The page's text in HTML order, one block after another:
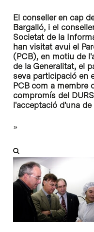
El conseller en cap
Bargalló, i el
Societat de la
han visitat avui el
(PCB), en motiu de
de la Generalitat, el
seva participació en
PCB com a membre
compromís del
l'acceptació d'una
»